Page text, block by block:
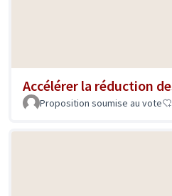
Accélérer la réduction
Proposition soumise au vote